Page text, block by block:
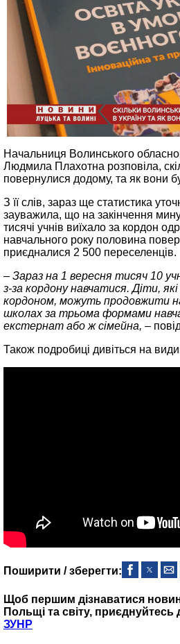
Начальниця Волинського
Людмила Плахотна розповіла,
повернулися додому, та як вони
З її слів, зараз ще статистика
зауважила, що на закінчення
тисячі учнів виїхало за кордон
навчального року половина
приєдналися 2 500 переселенців.
– Зараз на 1 вересня тисяч 10
з-за кордону навчатися. Діти,
кордоном, можуть продовжити
школах за трьома формами
екстернат або ж сімейна, –
Також подробиці дивіться на
Поширити / зберегти:
Щоб першим дізнаватися
Польщі та світу, приєднуйтесь
ЗУНР